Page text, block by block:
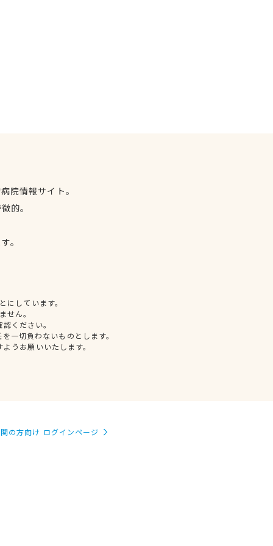
院情報サイト。
的。
。
しています。
せん。
ください。
一切負わないものとします。
うお願いいたします。
の方向け ログインページ